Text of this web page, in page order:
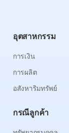
อุตสาหกรรม
การเงิน
การผลิต
อสังหาริมทรัพย์
กรณีลูกค้า